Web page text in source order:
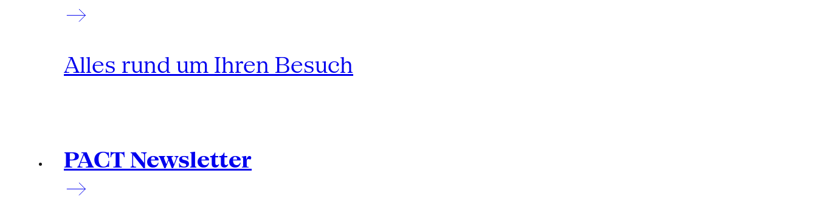
Alles rund um Ihren Besuch
PACT Newsletter